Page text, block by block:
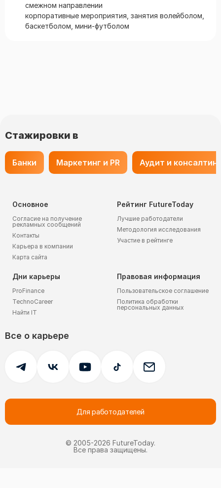
смежном направлении
корпоративные мероприятия, занятия волейболом,
баскетболом, мини-футболом
Стажировки в
Банки Маркетинг и PR Аудит и консалтинг
Для работодателей
© 2005-2026 FutureToday.
Все права защищены.
Все о карьере
Основное
Согласие на получение
рекламных сообщений
Контакты
Карьера в компании
Карта сайта
Рейтинг FutureToday
Лучшие работодатели
Методология исследования
Участие в рейтинге
Дни карьеры
ProFinance
TechnoCareer
Найти IT
Правовая информация
Пользовательское соглашение
Политика обработки
персональных данных